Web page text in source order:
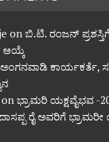
on ಬಿ.ಟಿ. ರಂಜನ್
ಆಯ್ಕೆ
ಅಂಗನವಾಡಿ
on ಭ್ರಾಮರಿ ಯಕ್ಷವೈಭವ -
ರೈ ಅವರಿಗೆ